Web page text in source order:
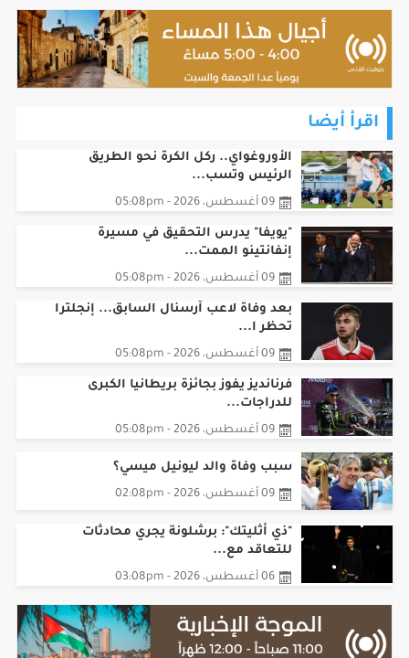
اقرأ أيضا
الأوروغواي.. ركل الكرة نحو الطريق
الرئيس وتسب...
09 أغسطس، 2026 - 05:08pm
"يويفا" يدرس التحقيق في مسيرة
إنفانتينو الممت...
09 أغسطس، 2026 - 05:08pm
بعد وفاة لاعب آرسنال السابق... إنجلترا
تحظر ا...
09 أغسطس، 2026 - 05:08pm
فرنانديز يفوز بجائزة بريطانيا الكبرى
للدراجات...
09 أغسطس، 2026 - 05:08pm
سبب وفاة والد ليونيل ميسي؟
09 أغسطس، 2026 - 02:08pm
"ذي أثليتك": برشلونة يجري محادثات
للتعاقد مع...
06 أغسطس، 2026 - 03:08pm